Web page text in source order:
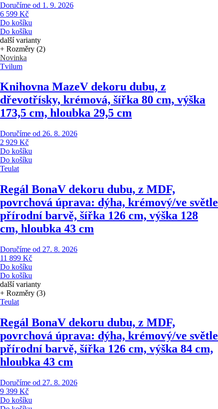
Doručíme od 1. 9. 2026
6 599 Kč
Do košíku
Do košíku
další varianty
+ Rozměry (2)
Novinka
Tvilum
Knihovna MazeV dekoru dubu, z
dřevotřísky, krémová, šířka 80 cm, výška
173,5 cm, hloubka 29,5 cm
Doručíme od 26. 8. 2026
2 929 Kč
Do košíku
Do košíku
Teulat
Regál BonaV dekoru dubu, z MDF,
povrchová úprava: dýha, krémový/ve světle
přírodní barvě, šířka 126 cm, výška 128
cm, hloubka 43 cm
Doručíme od 27. 8. 2026
11 899 Kč
Do košíku
Do košíku
další varianty
+ Rozměry (3)
Teulat
Regál BonaV dekoru dubu, z MDF,
povrchová úprava: dýha, krémový/ve světle
přírodní barvě, šířka 126 cm, výška 84 cm,
hloubka 43 cm
Doručíme od 27. 8. 2026
9 399 Kč
Do košíku